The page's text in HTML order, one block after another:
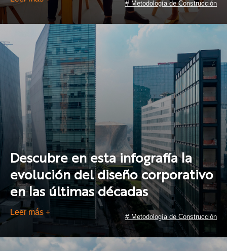
# Metodología de Construcción
Descubre en esta infografía la
evolución del diseño corporativo
en las últimas décadas
Leer más + # Metodología de Construcción